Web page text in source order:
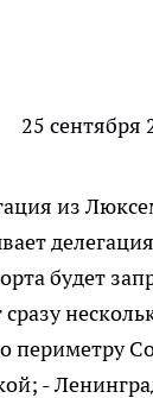
25 сентября
из
будет
периметру
-